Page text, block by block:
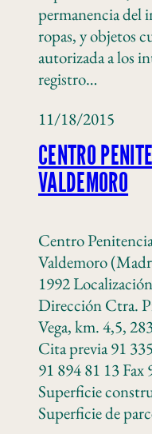
permanencia del
ropas, y objetos
autorizada a los
registro…
11/18/2015
CENTRO
VALDEMORO
Centro
Valdemoro
1992
Dirección Ctra.
Vega, km. 4,5,
Cita previa 91
91 894 81 13 Fax
Superficie
Superficie de